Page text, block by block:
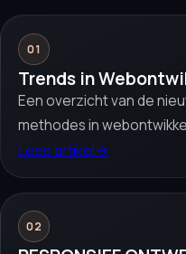
01
Trends in
Een overzicht van de
methodes in
Lees artikel→
02